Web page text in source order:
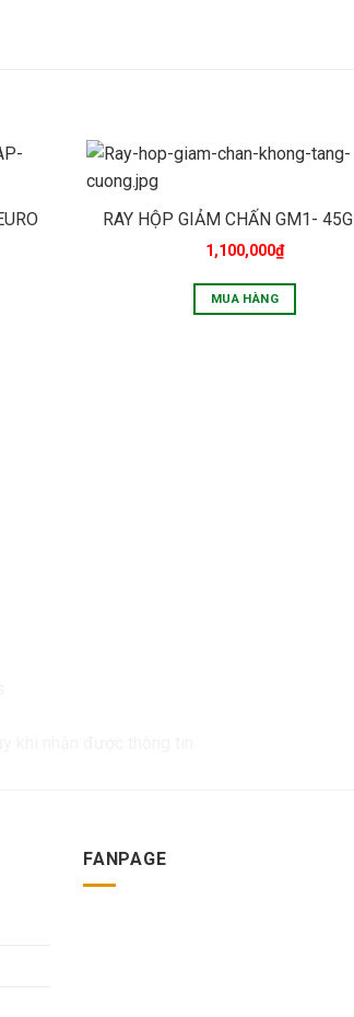
RAY HỘP GIẢM CHẤN GM1-
1,100,000₫
MUA HÀNG
FANPAGE